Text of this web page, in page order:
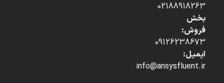
02188918263
بخش
فروش:
09126238673
ایمیل:
info@ansysfluent.ir